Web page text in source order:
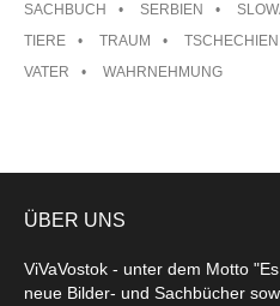
SACHBUCH
SERBIEN
TIERE
TRAUM TSCHECHIEN
VATER
WAHRNEHMUNG
ÜBER UNS
ViVaVostok - unter dem Motto
neue Bilder- und Sachbücher